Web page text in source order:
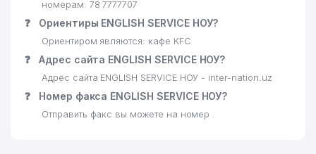
номерам: 78 7777707
❓ Ориентиры ENGLISH SERVICE НОУ?
Ориентиром являются: кафе KFC
❓ Адрес сайта ENGLISH SERVICE НОУ?
Адрес сайта ENGLISH SERVICE НОУ - inter-nation.uz
❓ Номер факса ENGLISH SERVICE НОУ?
Отправить факс вы можете на номер .